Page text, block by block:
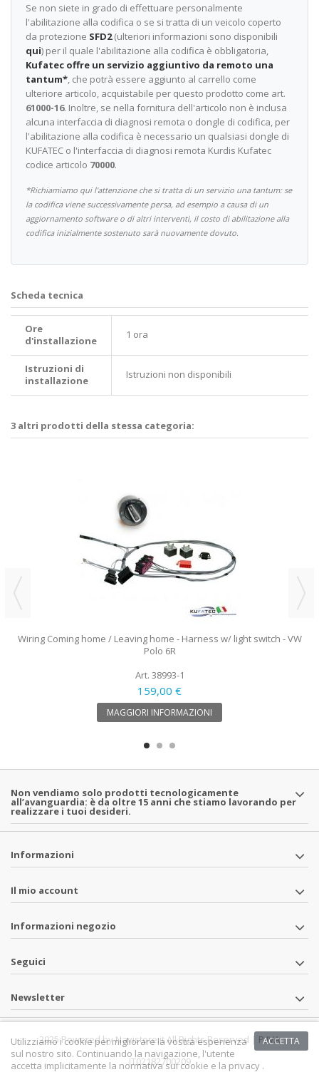
Se non siete in grado di effettuare personalmente
l'abilitazione alla codifica o se si tratta di un veicolo coperto
da protezione SFD2(ulteriori informazioni sono disponibili
qui) per il quale l'abilitazione alla codifica è obbligatoria,
Kufatec offre un servizio aggiuntivo da remoto una
tantum*, che potrà essere aggiunto al carrello come
ulteriore articolo, acquistabile per questo prodotto come art.
61000-16. Inoltre, se nella fornitura dell'articolo non è inclusa
alcuna interfaccia di diagnosi remota o dongle di codifica, per
l'abilitazione alla codifica è necessario un qualsiasi dongle di
KUFATEC o l'interfaccia di diagnosi remota Kurdis Kufatec
codice articolo 70000.
*Richiamiamo qui l'attenzione che si tratta di un servizio una tantum: se
la codifica viene successivamente persa, ad esempio a causa di un
aggiornamento software o di altri interventi, il costo di abilitazione alla
codifica inizialmente sostenuto sarà nuovamente dovuto.
Scheda tecnica
Ore
d'installazione
1 ora
Istruzioni di
installazione
Istruzioni non disponibili
3 altri prodotti della stessa categoria:
Wiring Coming home / Leaving home - Harness w/ light switch - VW
Polo 6R
Art. 38993-1
159,00 €
MAGGIORI INFORMAZIONI
Non vendiamo solo prodotti tecnologicamente
all’avanguardia: è da oltre 15 anni che stiamo lavorando per
realizzare i tuoi desideri.
Informazioni
Il mio account
Informazioni negozio
Seguici
Newsletter
2025 Powered by Navistore.it All Rights Reserved | P.IVA
IT02182700209
ACCETTA
Utilizziamo i cookie per migliorare la vostra esperienza
sul nostro sito. Continuando la navigazione, l'utente
accetta implicitamente la normativa sui cookie e la privacy .